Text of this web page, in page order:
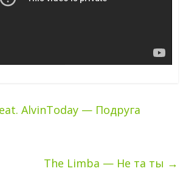
AlvinToday — Подруга
The Limba — Не та ты →